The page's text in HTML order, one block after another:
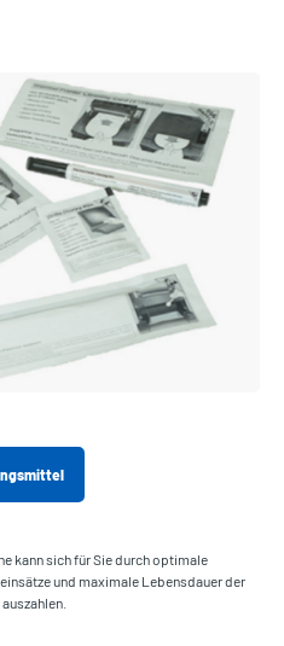
kann sich für Sie durch optimale
und maximale Lebensdauer der